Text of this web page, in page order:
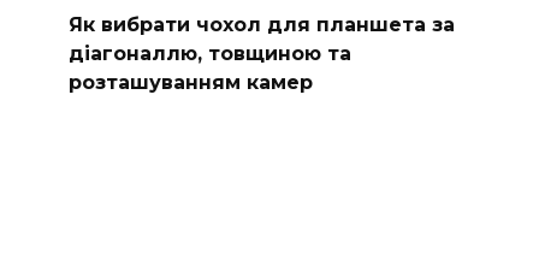
Як вибрати чохол для планшета за
діагоналлю, товщиною та
розташуванням камер